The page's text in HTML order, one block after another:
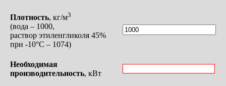
Плотность, кг/м3
(вода – 1000,
раствор этиленгликоля 45%
при -10°С – 1074)
Необходимая
производительность, кВт